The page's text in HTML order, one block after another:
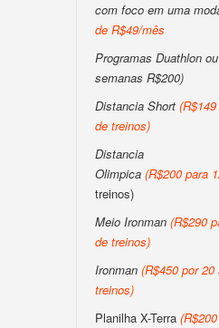
com foco em uma
de R$49/mês
Programas Duathlon ou
semanas R$200)
Distancia Short (
de treinos)
Distancia
Olimpica (R$200 para
treinos)
Meio Ironman (R$290
de treinos)
Ironman (R$450 por
treinos)
Planilha X-Terra (R$200